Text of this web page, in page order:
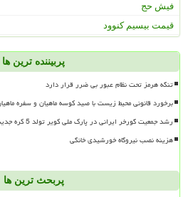
فیش حج
قیمت بیسیم کنوود
پربیننده ترین ها
تنگه هرمز تحت نظام عبور بی ضرر قرار دارد
برخورد قانونی محیط زیست با صید کوسه ماهیان و سفره
رشد جمعیت گورخر ایرانی در پارک ملی کویر تولد 5 کره جدید در گرمسار
هزینه نصب نیروگاه خورشیدی خانگی
پربحث ترین ها